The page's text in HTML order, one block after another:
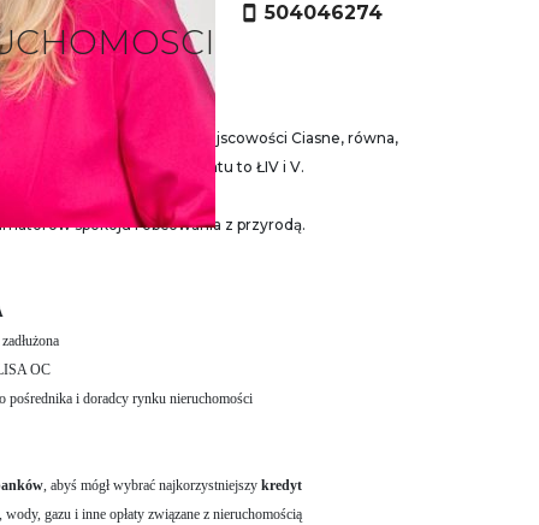
504046274
powierzchni 6900 m2 w miejscowości Ciasne, równa,
do lasu. Klasyfikacja gruntu to ŁIV i V.
spokoju i obcowania z przyrodą.
OC
pośrednika i doradcy rynku nieruchomości
, abyś mógł wybrać najkorzystniejszy kredyt
gazu i inne opłaty związane z nieruchomością